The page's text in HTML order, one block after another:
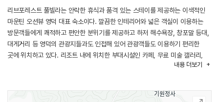
리브포레스트 풀빌라는 안락한 휴식과 품격 있는 스테이를 제공하는 이색적인
마운틴 오션뷰 영덕 대표 숙소이다. 깔끔한 인테리어와 넓은 객실이 이용하는
방문객들에게 쾌적하고 편안한 분위기를 제공하고 하저 해수욕장, 창포말 등대,
대게거리 등 영덕의 관광지들과도 인접해 있어 관광객들도 이용하기 편리한
곳에 위치하고 있다. 리조트 내에 위치한 부대시설인 카페, 무료 미술 갤러리,
바다를 배경으로 한 포토스폿 등 문화와 휴식이 함께하는 공간이 마련되어 있어
내용 더보기